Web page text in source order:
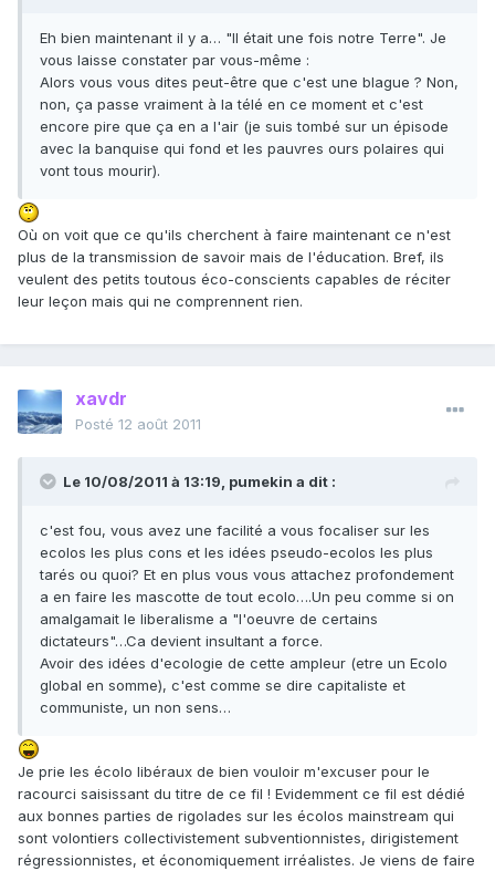
Eh bien maintenant il y a… "Il était une fois notre Terre". Je
vous laisse constater par vous-même :
Alors vous vous dites peut-être que c'est une blague ? Non,
non, ça passe vraiment à la télé en ce moment et c'est
encore pire que ça en a l'air (je suis tombé sur un épisode
avec la banquise qui fond et les pauvres ours polaires qui
vont tous mourir).
Où on voit que ce qu'ils cherchent à faire maintenant ce n'est
plus de la transmission de savoir mais de l'éducation. Bref, ils
veulent des petits toutous éco-conscients capables de réciter
leur leçon mais qui ne comprennent rien.
xavdr
Posté 12 août 2011
Le 10/08/2011 à 13:19, pumekin a dit :
c'est fou, vous avez une facilité a vous focaliser sur les
ecolos les plus cons et les idées pseudo-ecolos les plus
tarés ou quoi? Et en plus vous vous attachez profondement
a en faire les mascotte de tout ecolo….Un peu comme si on
amalgamait le liberalisme a "l'oeuvre de certains
dictateurs"…Ca devient insultant a force.
Avoir des idées d'ecologie de cette ampleur (etre un Ecolo
global en somme), c'est comme se dire capitaliste et
communiste, un non sens…
Je prie les écolo libéraux de bien vouloir m'excuser pour le
racourci saisissant du titre de ce fil ! Evidemment ce fil est dédié
aux bonnes parties de rigolades sur les écolos mainstream qui
sont volontiers collectivistement subventionnistes, dirigistement
régressionnistes, et économiquement irréalistes. Je viens de faire